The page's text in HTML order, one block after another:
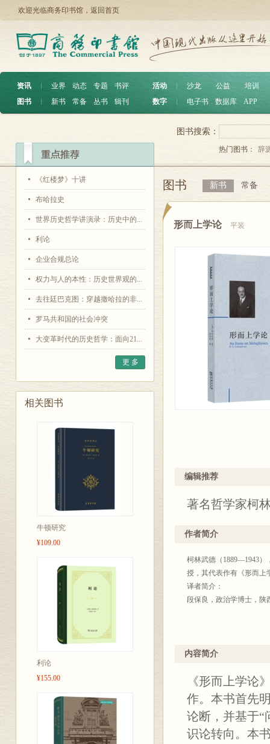
欢迎光临商务印书馆， 返回首页
资讯 ︱ 业界 动态 专题
书评
图书
︱ 新书 常备 丛书 辑刊
活动 沙龙 公益
培训
数字
电子书 数据库 APP
《红楼梦》十讲
布哈拉史
世界历史哲学讲演录：历史中的...
利论
企业合规总论
权力与人的本性：历史世界观的...
去往廷巴克图：穿越撒哈拉的非...
罗马共和国的社会冲突
大变革时代的历史哲学：面向21...
更 多
相关图书
牛顿研究
¥109.00
利论
¥155.00
图书搜索：
热门图书： 辞
图书 新书 常备
形而上学论 平装
编辑推荐
著名哲学家柯
作者简介
柯林武德（1889—1943）
授，其代表作有《形而上
译者简介：
段保良，政治学博士，陕
内容简介
《形而上学论
作。本书首先
论断，并基于“
识论转向。本